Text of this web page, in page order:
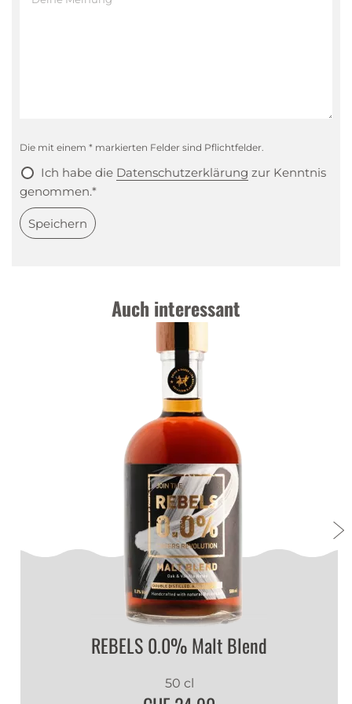
Die mit einem * markierten Felder sind Pflichtfelder.
Ich habe die Datenschutzerklärung zur Kenntnis
genommen.*
Speichern
Auch interessant
REBELS 0.0% Malt Blend
50 cl